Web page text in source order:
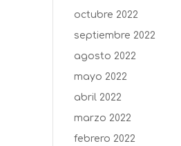
octubre 2022
septiembre 2022
agosto 2022
mayo 2022
abril 2022
marzo 2022
febrero 2022